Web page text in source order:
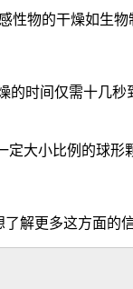
物的干燥如生物
的时间仅需十几
大小比例的球形
解更多这方面的